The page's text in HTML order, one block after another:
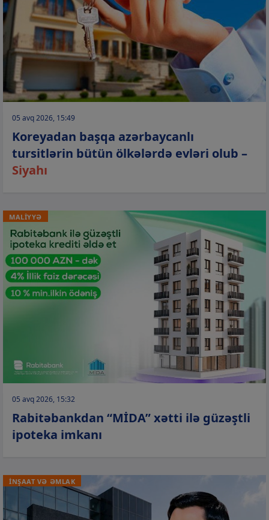
05 avq 2026, 15:49
Koreyadan başqa azərbaycanlı
tursitlərin bütün ölkələrdə evləri olub –
Siyahı
MALİYYƏ
05 avq 2026, 15:32
Rabitəbankdan “MİDA” xətti ilə güzəştli
ipoteka imkanı
İNŞAAT VƏ ƏMLAK